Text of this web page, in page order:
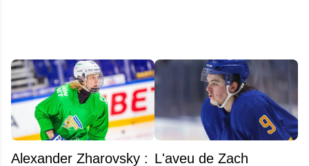
Alexander Zharovsky : L'aveu de Zach